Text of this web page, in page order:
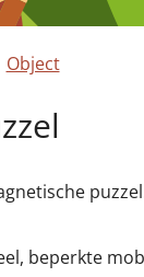
Object
beperkte